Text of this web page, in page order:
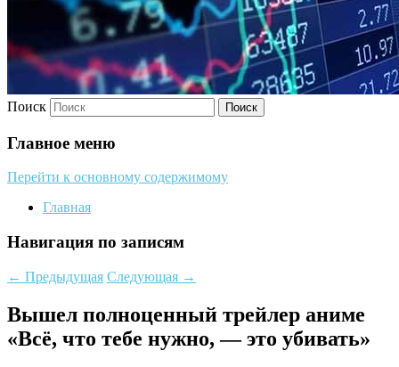
Поиск
Главное меню
Перейти к основному содержимому
Главная
Навигация по записям
← Предыдущая Следующая →
Вышел полноценный трейлер аниме
«Всё, что тебе нужно, — это убивать»